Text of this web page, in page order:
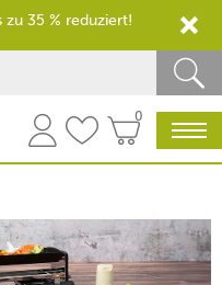
0
zu 35 % reduziert!